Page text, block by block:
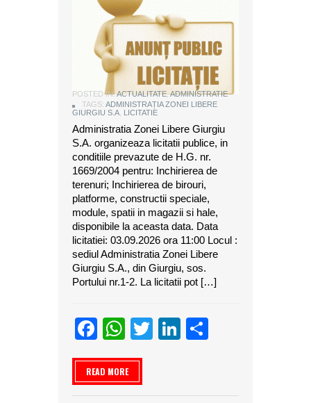
ANUNT DE LICITATIE
POSTED IN:ACTUALITATE,ADMINISTRATIE
TAGS: ADMINISTRAȚIA ZONEI LIBERE
GIURGIU S.A
LICITATIE
Administratia Zonei Libere Giurgiu
S.A. organizeaza licitatii publice, in
conditiile prevazute de H.G. nr.
1669/2004 pentru: Inchirierea de
terenuri; Inchirierea de birouri,
platforme, constructii speciale,
module, spatii in magazii si hale,
disponibile la aceasta data. Data
licitatiei: 03.09.2026 ora 11:00 Locul :
sediul Administratia Zonei Libere
Giurgiu S.A., din Giurgiu, sos.
Portului nr.1-2. La licitatii pot […]
Facebook
WhatsApp
TwitterLinkedIn
READ MORE